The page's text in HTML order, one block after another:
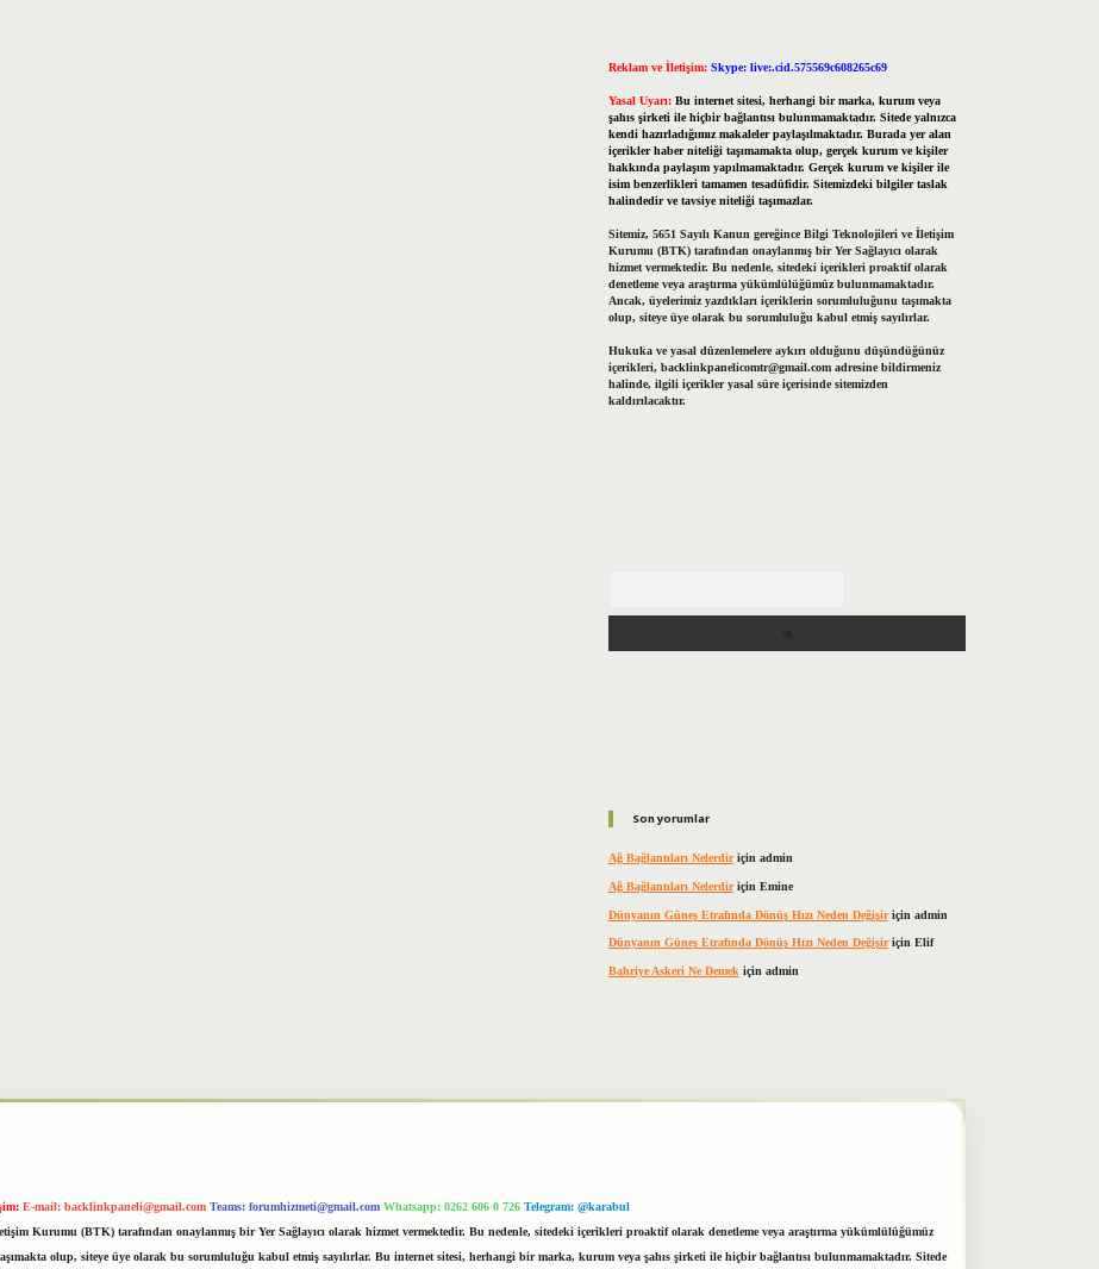
Reklam ve İletişim: Skype: live:.cid.575569c608265c69
Yasal Uyarı: Bu internet sitesi, herhangi bir marka, kurum veya
şahıs şirketi ile hiçbir bağlantısı bulunmamaktadır. Sitede yalnızca
kendi hazırladığımız makaleler paylaşılmaktadır. Burada yer alan
içerikler haber niteliği taşımamakta olup, gerçek kurum ve kişiler
hakkında paylaşım yapılmamaktadır. Gerçek kurum ve kişiler ile
isim benzerlikleri tamamen tesadüfidir. Sitemizdeki bilgiler taslak
halindedir ve tavsiye niteliği taşımazlar.
Sitemiz, 5651 Sayılı Kanun gereğince Bilgi Teknolojileri ve İletişim
Kurumu (BTK) tarafından onaylanmış bir Yer Sağlayıcı olarak
hizmet vermektedir. Bu nedenle, sitedeki içerikleri proaktif olarak
denetleme veya araştırma yükümlülüğümüz bulunmamaktadır.
Ancak, üyelerimiz yazdıkları içeriklerin sorumluluğunu taşımakta
olup, siteye üye olarak bu sorumluluğu kabul etmiş sayılırlar.
Hukuka ve yasal düzenlemelere aykırı olduğunu düşündüğünüz
içerikleri, backlinkpanelicomtr@gmail.comadresine bildirmeniz
halinde, ilgili içerikler yasal süre içerisinde sitemizden
kaldırılacaktır.
Son yorumlar
Ağ Bağlantıları Nelerdiriçin admin
Ağ Bağlantıları Nelerdiriçin Emine
Dünyanın Güneş Etrafında Dönüş Hızı Neden Değişiriçin admin
Dünyanın Güneş Etrafında Dönüş Hızı Neden Değişiriçin Elif
Bahriye Askeri Ne Demek için admin
E-mail: backlinkpaneli@gmail.com Teams: forumhizmeti@gmail.com Whatsapp: 0262 606 0 726 Telegram: @karabul
Kurumu (BTK) tarafından onaylanmış bir Yer Sağlayıcı olarak hizmet vermektedir. Bu nedenle, sitedeki içerikleri proaktif olarak denetleme veya araştırma yükümlülüğümüz
olup, siteye üye olarak bu sorumluluğu kabul etmiş sayılırlar. Bu internet sitesi, herhangi bir marka, kurum veya şahıs şirketi ile hiçbir bağlantısı bulunmamaktadır. Sitede